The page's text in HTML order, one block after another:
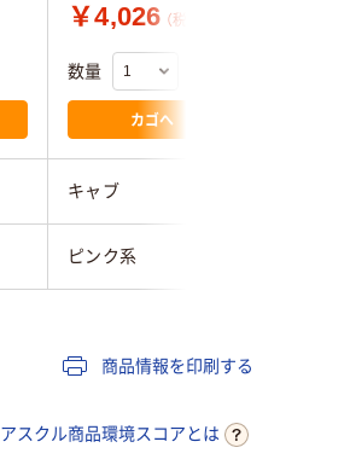
￥4,026 （税込）
数量
カゴへ
キャブ
ピンク系
商品情報を印刷する
アスクル商品環境スコアとは